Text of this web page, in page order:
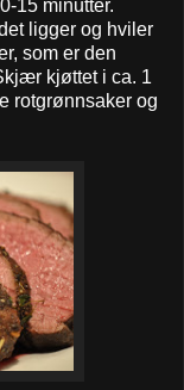
15 minutter.
ligger og hviler
som er den
kjøttet i ca. 1
rotgrønnsaker og